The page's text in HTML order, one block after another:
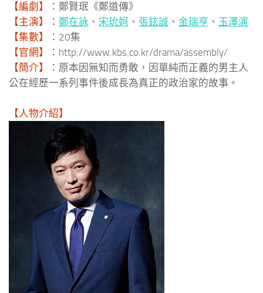
【編劇】： 鄭賢珉《鄭道傳》
【主演】： 鄭在詠 、 宋玧妸 、 張鉉誠 、 金瑞亨 、 玉澤演
【集數】： 20集
【官網】： http://www.kbs.co.kr/drama/assembly/
【簡介】： 原本因無知而勇敢，因單純而正義的男主人
公在經歷一系列事件後成長為真正的政治家的故事。
【人物介紹】